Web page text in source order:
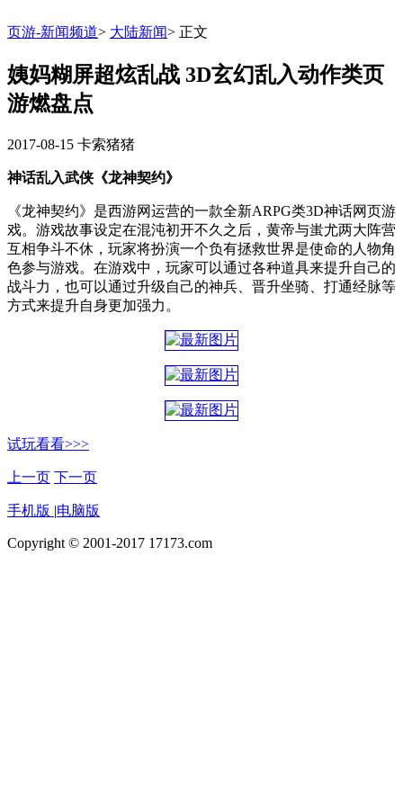
页游-新闻频道> 大陆新闻> 正文
姨妈糊屏超炫乱战 3D玄幻乱入动作类页
游燃盘点
2017-08-15 卡索猪猪
神话乱入武侠《龙神契约》
《龙神契约》是西游网运营的一款全新ARPG类3D神话网页游
戏。游戏故事设定在混沌初开不久之后，黄帝与蚩尤两大阵营
互相争斗不休，玩家将扮演一个负有拯救世界是使命的人物角
色参与游戏。在游戏中，玩家可以通过各种道具来提升自己的
战斗力，也可以通过升级自己的神兵、晋升坐骑、打通经脉等
方式来提升自身更加强力。
试玩看看>>>
上一页 下一页
手机版 |电脑版
Copyright © 2001-2017 17173.com